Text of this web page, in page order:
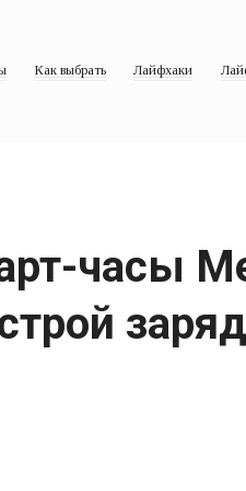
Как выбрать Лайфхаки
часы